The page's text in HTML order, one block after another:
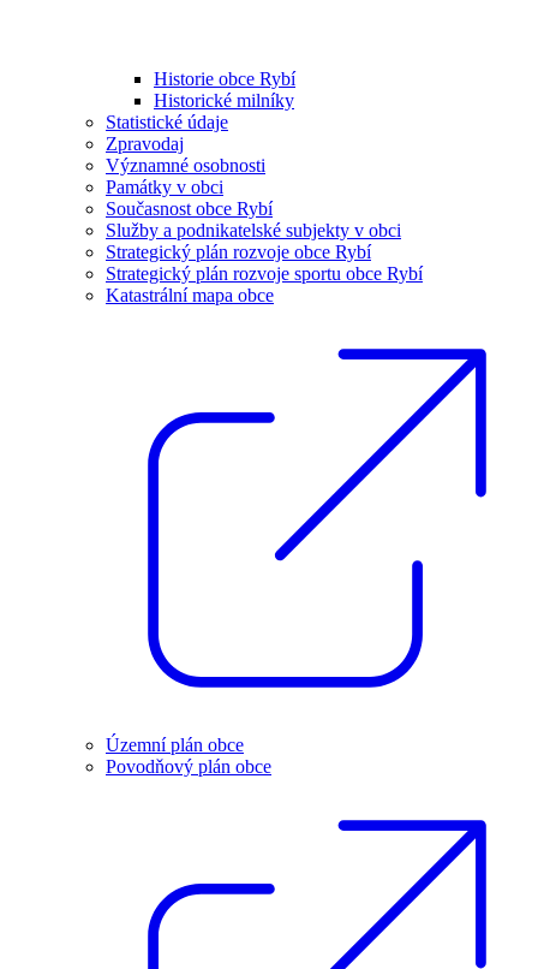
Historie obce Rybí
Historické milníky
Statistické údaje
Zpravodaj
Významné osobnosti
Památky v obci
Současnost obce Rybí
Služby a podnikatelské subjekty v obci
Strategický plán rozvoje obce Rybí
Strategický plán rozvoje sportu obce Rybí
Katastrální mapa obce
Územní plán obce
Povodňový plán obce